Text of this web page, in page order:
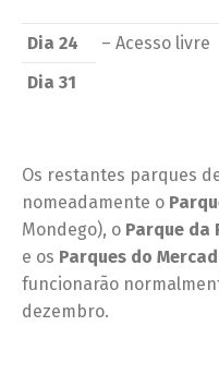
Dia 24
– Acesso livre
Dia 31
Os restantes parques
nomeadamente o
Mondego), o Parque da
e os Parques do
funcionarão
dezembro.